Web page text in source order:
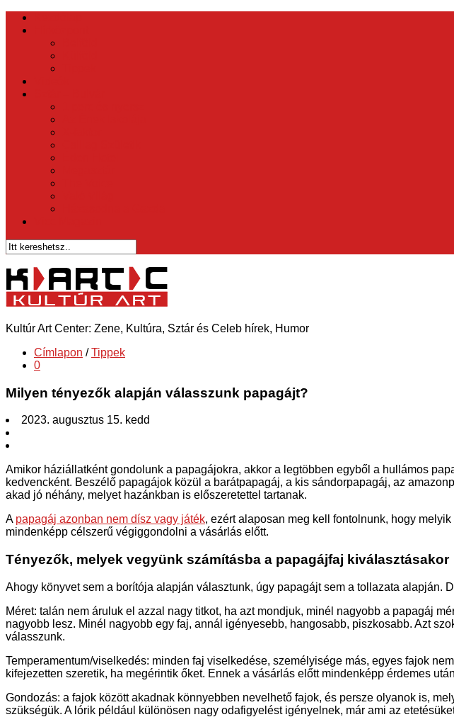
Kultúr Art Center: Zene, Kultúra, Sztár és Celeb hírek, Humor
Címlapon / Tippek
0
Milyen tényezők alapján válasszunk papagájt?
2023. augusztus 15. kedd
Amikor háziállatként gondolunk a papagájokra, akkor a legtöbben egyből a hullámos
kedvencként. Beszélő papagájok közül a barátpapagáj, a kis sándorpapagáj, az
akad jó néhány, melyet hazánkban is előszeretettel tartanak.
A papagáj azonban nem dísz vagy játék, ezért alaposan meg kell fontolnunk, hogy
mindenképp célszerű végiggondolni a vásárlás előtt.
Tényezők, melyek vegyünk számításba a papagájfaj kiválasztásakor
Ahogy könyvet sem a borítója alapján választunk, úgy papagájt sem a tollazata alapján.
Méret: talán nem áruluk el azzal nagy titkot, ha azt mondjuk, minél nagyobb a papagáj
nagyobb lesz. Minél nagyobb egy faj, annál igényesebb, hangosabb, piszkosabb. Azt
válasszunk.
Temperamentum/viselkedés: minden faj viselkedése, személyisége más, egyes fajok
kifejezetten szeretik, ha megérintik őket. Ennek a vásárlás előtt mindenképp érdemes
Gondozás: a fajok között akadnak könnyebben nevelhető fajok, és persze olyanok is,
szükségük. A lórik például különösen nagy odafigyelést igényelnek, már ami az